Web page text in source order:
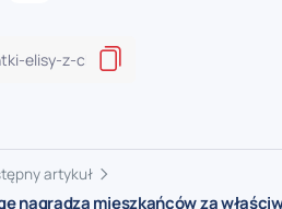
artykuł
nagradza mieszkańców za